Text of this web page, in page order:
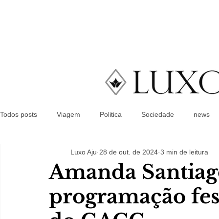
Todos posts Viagem Politica Sociedade news
Amanda
programação
Luxo Aju 28 de out. de 2024 3 min de leitura